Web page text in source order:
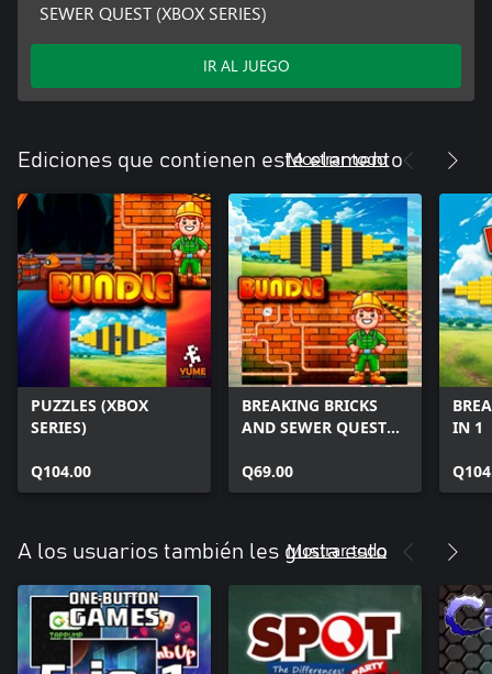
SEWER QUEST (XBOX SERIES)
IR AL JUEGO
Ediciones que contienen este elemento
Mostrar todo
PUZZLES (XBOX
SERIES)
Q104.00
BREAKING BRICKS
AND SEWER QUEST
Q69.00
IN 1
A los usuarios también les gusta esto
Mostrar todo